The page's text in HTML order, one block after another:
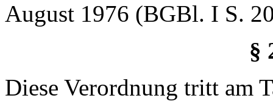
August 1976 (BGBl. I S.
§
Diese Verordnung tritt am